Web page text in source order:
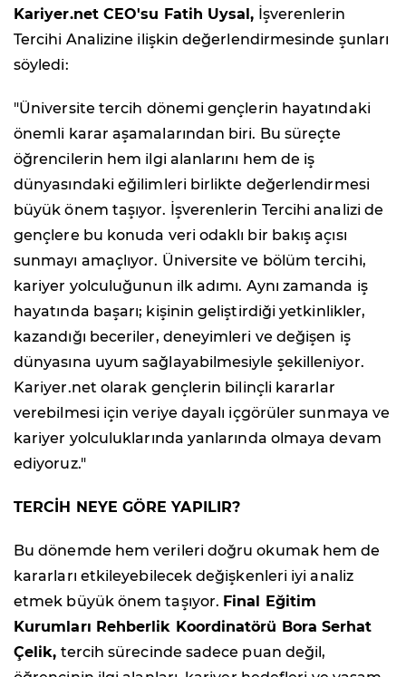
Kariyer.net CEO'su Fatih Uysal, İşverenlerin
Tercihi Analizine ilişkin değerlendirmesinde şunları
söyledi:
"Üniversite tercih dönemi gençlerin hayatındaki
önemli karar aşamalarından biri. Bu süreçte
öğrencilerin hem ilgi alanlarını hem de iş
dünyasındaki eğilimleri birlikte değerlendirmesi
büyük önem taşıyor. İşverenlerin Tercihi analizi de
gençlere bu konuda veri odaklı bir bakış açısı
sunmayı amaçlıyor. Üniversite ve bölüm tercihi,
kariyer yolculuğunun ilk adımı. Aynı zamanda iş
hayatında başarı; kişinin geliştirdiği yetkinlikler,
kazandığı beceriler, deneyimleri ve değişen iş
dünyasına uyum sağlayabilmesiyle şekilleniyor.
Kariyer.net olarak gençlerin bilinçli kararlar
verebilmesi için veriye dayalı içgörüler sunmaya ve
kariyer yolculuklarında yanlarında olmaya devam
ediyoruz."
TERCİH NEYE GÖRE YAPILIR?
Bu dönemde hem verileri doğru okumak hem de
kararları etkileyebilecek değişkenleri iyi analiz
etmek büyük önem taşıyor. Final Eğitim
Kurumları Rehberlik Koordinatörü Bora Serhat
Çelik, tercih sürecinde sadece puan değil,